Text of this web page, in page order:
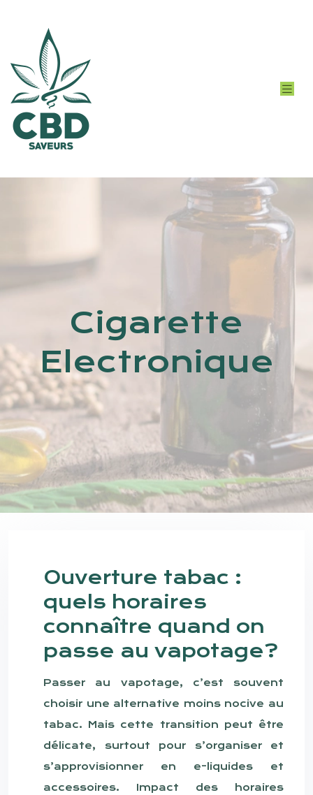
Cigarette
Electronique
Ouverture tabac :
quels horaires
connaître quand on
passe au vapotage?
Passer au vapotage, c’est souvent
choisir une alternative moins nocive au
tabac. Mais cette transition peut être
délicate, surtout pour s’organiser et
s’approvisionner en e-liquides et
accessoires. Impact des horaires